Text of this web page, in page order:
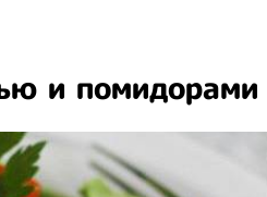
и помидорами